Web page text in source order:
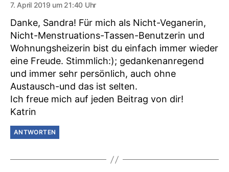
7. April 2019 um 21:40 Uhr
Danke, Sandra! Für mich als Nicht-Veganerin,
Nicht-Menstruations-Tassen-Benutzerin und
Wohnungsheizerin bist du einfach immer wieder
eine Freude. Stimmlich:); gedankenanregend
und immer sehr persönlich, auch ohne
Austausch-und das ist selten.
Ich freue mich auf jeden Beitrag von dir!
Katrin
ANTWORTEN